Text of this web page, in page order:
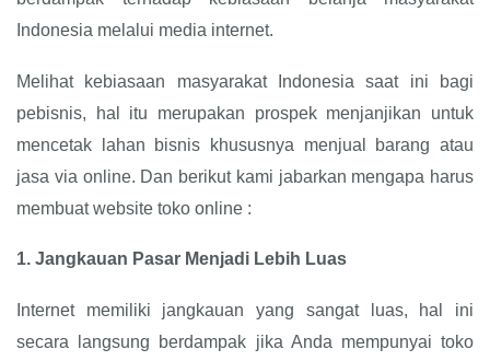
Indonesia melalui media internet.
Melihat kebiasaan masyarakat Indonesia saat ini bagi
pebisnis, hal itu merupakan prospek menjanjikan untuk
mencetak lahan bisnis khususnya menjual barang atau
jasa via online. Dan berikut kami jabarkan mengapa harus
membuat website toko online :
1. Jangkauan Pasar Menjadi Lebih Luas
Internet memiliki jangkauan yang sangat luas, hal ini
secara langsung berdampak jika Anda mempunyai toko